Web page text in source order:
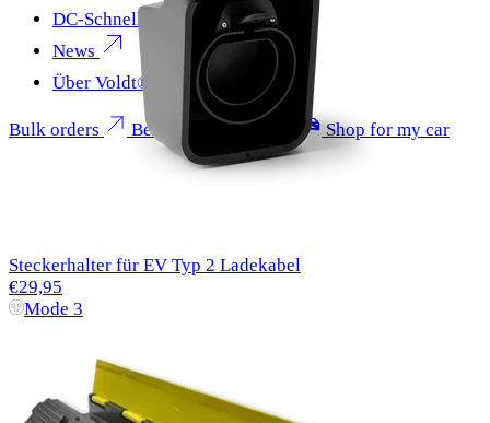
DC-Schnellladen
News
Über Voldt®
Bulk orders Become a partner Shop for my car
Steckerhalter für EV Typ 2 Ladekabel
€29,95
Mode 3